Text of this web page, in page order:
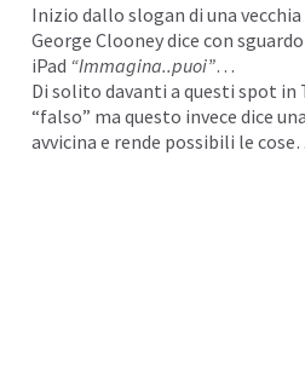
Inizio dallo slogan di una
George Clooneydice con
iPad “Immagina..puoi”…
Di solito davanti a questi spot in
“falso” ma questo invece dice
avvicina e rende possibili le